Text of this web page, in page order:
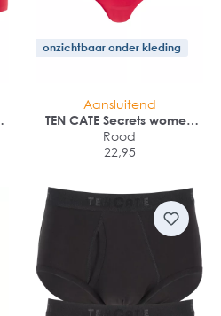
onzichtbaar onder kleding
Aansluitend
TEN CATE Secrets women
high waist brief (1-pack)
Rood
22,95